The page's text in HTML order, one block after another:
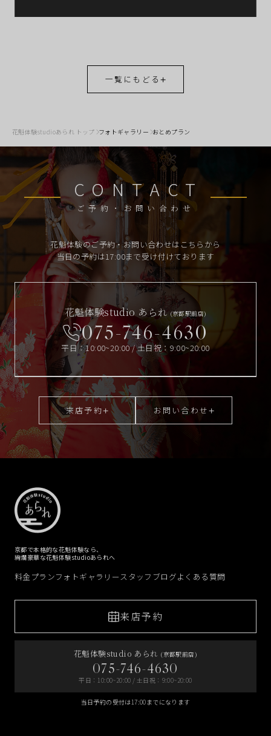
一覧にもどる
花魁体験studioあられ トップ フォトギャラリー おとめプラン
CONTACT
ご予約・お問い合わせ
花魁体験のご予約・お問い合わせはこちらから
当日の予約は17:00まで受け付けております
花魁体験studio あられ (京都駅前店)
075-746-4630
平日：10:00~20:00 / 土日祝：9:00~20:00
来店予約 お問い合わせ
京都で本格的な花魁体験なら、
絢爛豪華な花魁体験studioあられへ
料金プランフォトギャラリースタッフブログよくある質問
来店予約
花魁体験studio あられ (京都駅前店)
075-746-4630
平日：10:00~20:00 / 土日祝：9:00~20:00
当日予約の受付は17:00までになります